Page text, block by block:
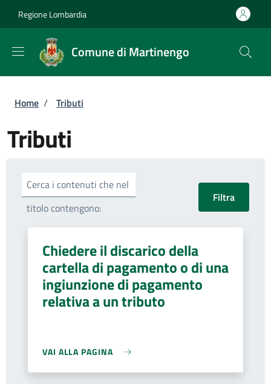
Regione Lombardia
Comune di Martinengo
Briciole di pane
Home / Tributi
Tributi
Cerca i contenuti che nel
titolo contengono:
Chiedere il discarico della
cartella di pagamento o di una
ingiunzione di pagamento
relativa a un tributo
VAI ALLA PAGINA